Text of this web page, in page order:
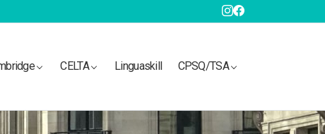
CELTA Linguaskill CPSQ/TSA